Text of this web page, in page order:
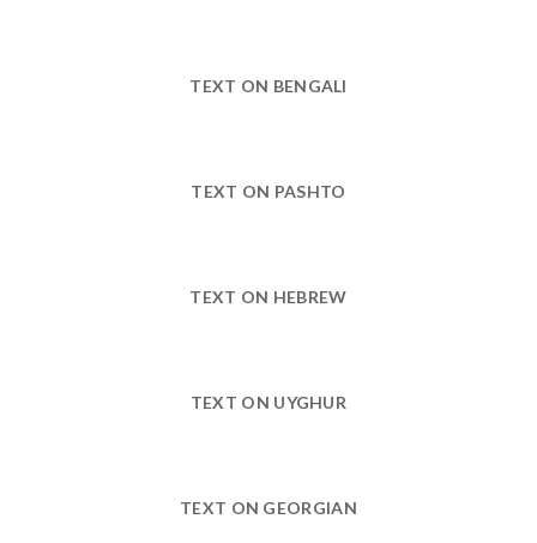
TEXT ON BENGALI
TEXT ON PASHTO
TEXT ON HEBREW
TEXT ON UYGHUR
TEXT ON GEORGIAN